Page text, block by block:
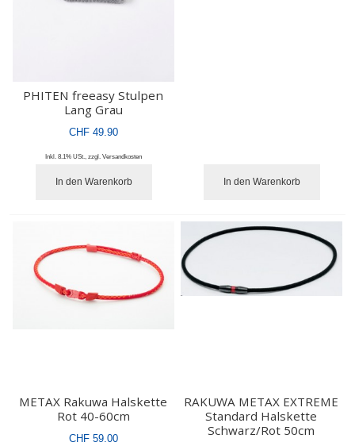
PHITEN freeasy Stulpen
Lang Grau
CHF 49.90
Inkl. 8.1% USt. zzgl. Versandkosten
In den Warenkorb In den Warenkorb
METAX Rakuwa Halskette
Rot 40-60cm
CHF 59.00
RAKUWA METAX EXTREME
Standard Halskette
Schwarz/Rot 50cm